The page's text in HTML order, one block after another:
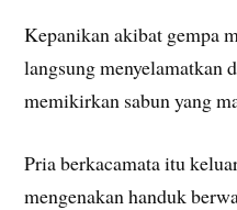
Kepanikan akibat gempa
langsung menyelamatkan
memikirkan sabun yang
Pria berkacamata itu
mengenakan handuk